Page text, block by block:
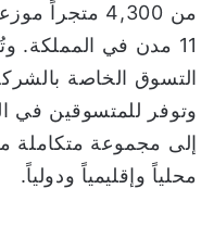
من 4,300
11 مدن في المملكة.
وتوفر للمتسوقين في
إلى مجموعة متكاملة
محلياً وإقليمياً ودولياً.